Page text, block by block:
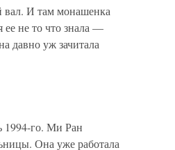
вал. И там монашенка
не то что знала —
давно уж зачитала
го. Ми Ран
Она уже работала